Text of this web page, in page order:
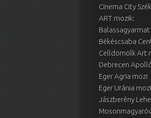
Cinema City
ART mozik:
Békéscsaba
Celldömölk Art
Debrecen
Eger Agria mozi
Eger Uránia mozi
Jászberény